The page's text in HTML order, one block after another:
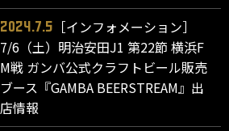
2024.7.5
［インフォメーション］
7/6（土）明治安田J1 第22節 横浜F
M戦 ガンバ公式クラフトビール販売
ブース『GAMBA BEERSTREAM』出
店情報